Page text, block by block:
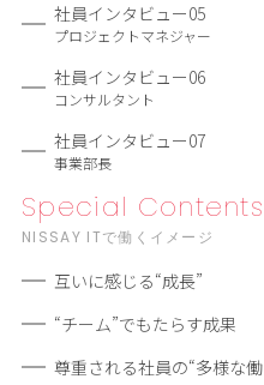
社員インタビュー05
プロジェクトマネジャー
社員インタビュー06
コンサルタント
社員インタビュー07
事業部長
Special Contents
NISSAY ITで働くイメージ
互いに感じる“成長”
“チーム”でもたらす成果
尊重される社員の“多様な